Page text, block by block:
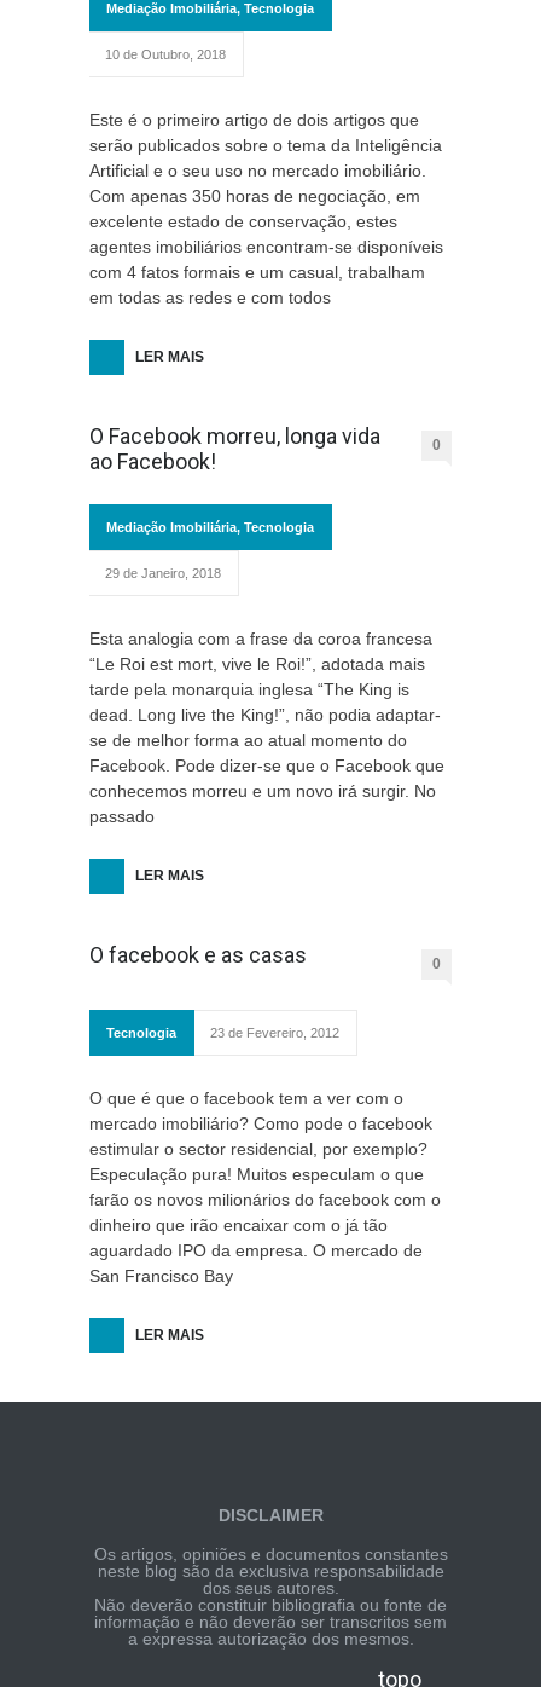
Mediação Imobiliária, Tecnologia
10 de Outubro, 2018
Este é o primeiro artigo de dois artigos que
serão publicados sobre o tema da Inteligência
Artificial e o seu uso no mercado imobiliário.
Com apenas 350 horas de negociação, em
excelente estado de conservação, estes
agentes imobiliários encontram-se disponíveis
com 4 fatos formais e um casual, trabalham
em todas as redes e com todos
LER MAIS
O Facebook morreu, longa vida
ao Facebook!
0
Mediação Imobiliária, Tecnologia
29 de Janeiro, 2018
Esta analogia com a frase da coroa francesa
“Le Roi est mort, vive le Roi!”, adotada mais
tarde pela monarquia inglesa “The King is
dead. Long live the King!”, não podia adaptar-
se de melhor forma ao atual momento do
Facebook. Pode dizer-se que o Facebook que
conhecemos morreu e um novo irá surgir. No
passado
LER MAIS
O facebook e as casas 0
Tecnologia 23 de Fevereiro, 2012
O que é que o facebook tem a ver com o
mercado imobiliário? Como pode o facebook
estimular o sector residencial, por exemplo?
Especulação pura! Muitos especulam o que
farão os novos milionários do facebook com o
dinheiro que irão encaixar com o já tão
aguardado IPO da empresa. O mercado de
San Francisco Bay
LER MAIS
DISCLAIMER
Os artigos, opiniões e documentos constantes
neste blog são da exclusiva responsabilidade
dos seus autores.
Não deverão constituir bibliografia ou fonte de
informação e não deverão ser transcritos sem
a expressa autorização dos mesmos.
topo